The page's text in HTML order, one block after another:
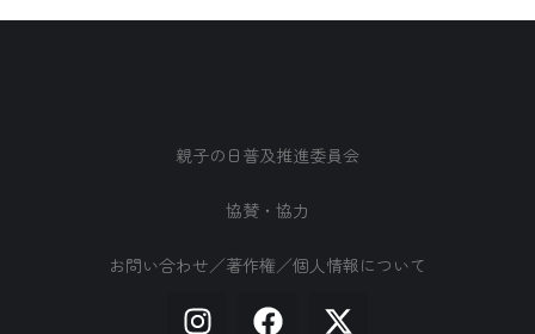
親子の日普及推進委員会
協賛・協力
お問い合わせ／著作権／個人情報について